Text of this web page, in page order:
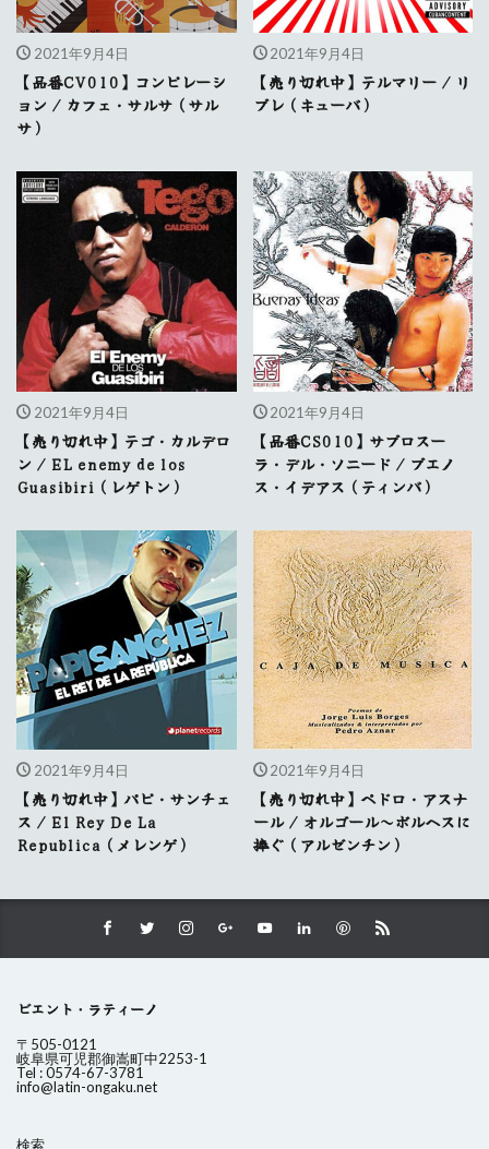
2021年9月4日
【品番CV010】コンピレーシ
ョン / カフェ・サルサ（サル
サ）
2021年9月4日
【売り切れ中】テルマリー / リ
ブレ（キューバ）
2021年9月4日
【売り切れ中】テゴ・カルデロ
ン / EL enemy de los
Guasibiri（レゲトン）
2021年9月4日
【品番CS010】サブロスー
ラ・デル・ソニード / ブエノ
ス・イデアス（ティンバ）
2021年9月4日
【売り切れ中】パピ・サンチェ
ス / El Rey De La
Republica（メレンゲ）
2021年9月4日
【売り切れ中】ペドロ・アスナ
ール / オルゴール～ボルヘスに
捧ぐ（アルゼンチン）
ビエント・ラティーノ
〒505-0121
岐阜県可児郡御嵩町中2253-1
Tel : 0574-67-3781
info@latin-ongaku.net
検索